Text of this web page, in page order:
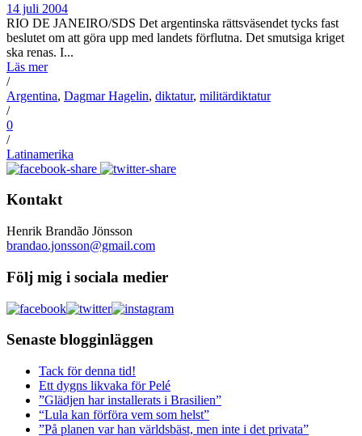
14 juli 2004
RIO DE JANEIRO/SDS Det argentinska rättsväsendet tycks fast
beslutet om att göra upp med landets förflutna. Det smutsiga kriget
ska renas. I...
Läs mer
/
Argentina, Dagmar Hagelin, diktatur, militärdiktatur
/
0
/
Latinamerika
Kontakt
Henrik Brandão Jönsson
brandao.jonsson@gmail.com
Följ mig i sociala medier
Senaste blogginläggen
Tack för denna tid!
Ett dygns likvaka för Pelé
”Glädjen har installerats i Brasilien”
“Lula kan förföra vem som helst”
”På planen var han världsbäst, men inte i det privata”